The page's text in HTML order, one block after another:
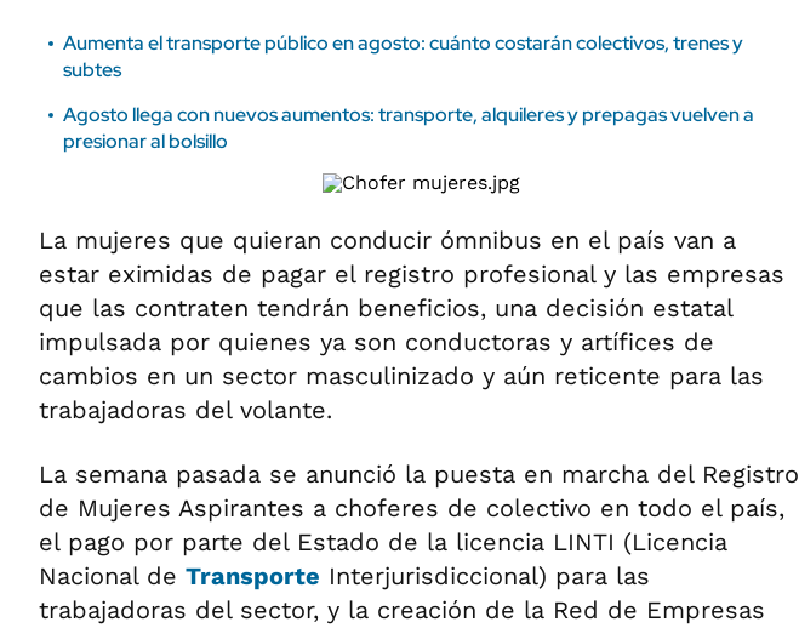
Aumenta el transporte público en agosto: cuánto costarán colectivos, trenes y
subtes
Agosto llega con nuevos aumentos: transporte, alquileres y prepagas vuelven a
presionar al bolsillo
La mujeres que quieran conducir ómnibus en el país van a
estar eximidas de pagar el registro profesional y las empresas
que las contraten tendrán beneficios, una decisión estatal
impulsada por quienes ya son conductoras y artífices de
cambios en un sector masculinizado y aún reticente para las
trabajadoras del volante.
La semana pasada se anunció la puesta en marcha del Registro
de Mujeres Aspirantes a choferes de colectivo en todo el país,
el pago por parte del Estado de la licencia LINTI (Licencia
Nacional de Transporte Interjurisdiccional) para las
trabajadoras del sector, y la creación de la Red de Empresas